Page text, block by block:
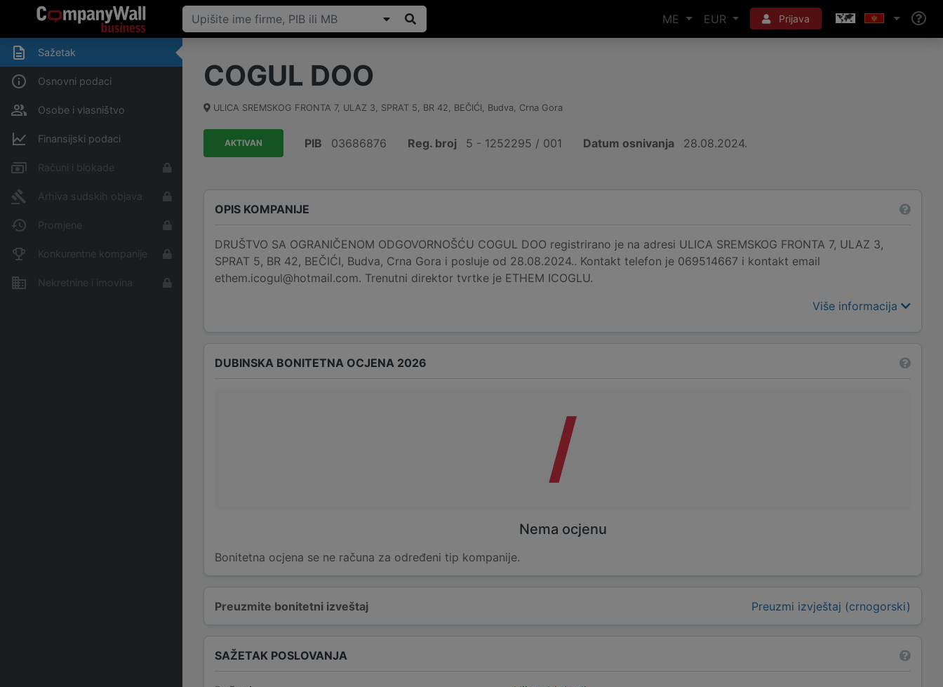
ME EUR Prijava
Sažetak
Osnovni podaci
Osobe i vlasništvo
Finansijski podaci
Računi i blokade
Arhiva sudskih objava
Promjene
Konkurentne kompanije
Nekretnine i imovina
COGUL DOO
ULICA SREMSKOG FRONTA 7, ULAZ 3, SPRAT 5, BR 42, BEČIĆI, Budva, Crna Gora
AKTIVAN PIB 03686876 Reg. broj 5 - 1252295 / 001 Datum osnivanja 28.08.2024.
OPIS KOMPANIJE
DRUŠTVO SA OGRANIČENOM ODGOVORNOŠĆU COGUL DOO registrirano je na adresi ULICA SREMSKOG FRONTA 7, ULAZ 3,
SPRAT 5, BR 42, BEČIĆI, Budva, Crna Gora i posluje od 28.08.2024.. Kontakt telefon je 069514667 i kontakt email
ethem.icogul@hotmail.com. Trenutni direktor tvrtke je ETHEM ICOGLU.
Više informacija
Preuzmite bonitetni izveštaj Preuzmi izvještaj (crnogorski)
DUBINSKA BONITETNA OCJENA 2026
/
Nema ocjenu
Bonitetna ocjena se ne računa za određeni tip kompanije.
SAŽETAK POSLOVANJA